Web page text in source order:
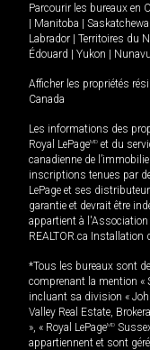
Parcourir les bureaux en
| Manitoba |
Labrador | Territoires du
Édouard | Yukon |
Afficher les propriétés
Canada
Les informations des
Royal LePageMD et du
canadienne de
inscriptions tenues par
LePage et ses
garantie et devrait être
appartient à l'Association
REALTOR.ca
*Tous les bureaux sont
comprenant la mention «
incluant sa division «
Valley Real Estate,
», « Royal LePageMD
appartiennent et sont